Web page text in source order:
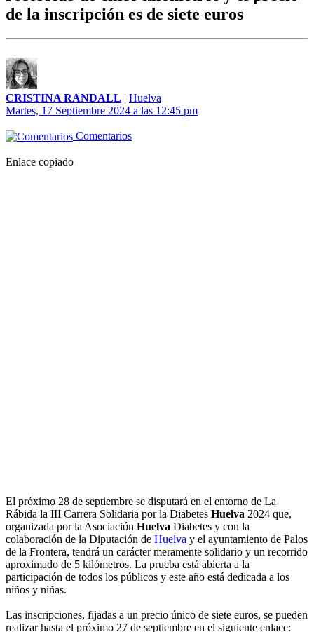
de la inscripción es de siete euros
CRISTINA RANDALL | Huelva
Martes, 17 Septiembre 2024 a las 12:45 pm
Comentarios
Enlace copiado
El próximo 28 de septiembre se disputará en el entorno de La
Rábida la III Carrera Solidaria por la Diabetes Huelva 2024 que,
organizada por la Asociación Huelva Diabetes y con la
colaboración de la Diputación de Huelva y el ayuntamiento de Palos
de la Frontera, tendrá un carácter meramente solidario y un recorrido
aproximado de 5 kilómetros. La prueba está abierta a la
participación de todos los públicos y este año está dedicada a los
niños y niñas.
Las inscripciones, fijadas a un precio único de siete euros, se pueden
realizar hasta el próximo 27 de septiembre en el siguiente enlace: